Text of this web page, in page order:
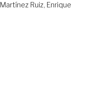
Martínez Ruiz, Enrique